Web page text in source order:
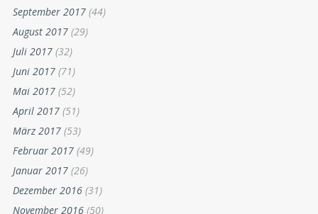
September 2017 (44)
August 2017 (29)
Juli 2017 (32)
Juni 2017 (71)
Mai 2017 (52)
April 2017 (51)
März 2017 (53)
Februar 2017 (49)
Januar 2017 (26)
Dezember 2016 (31)
November 2016 (50)